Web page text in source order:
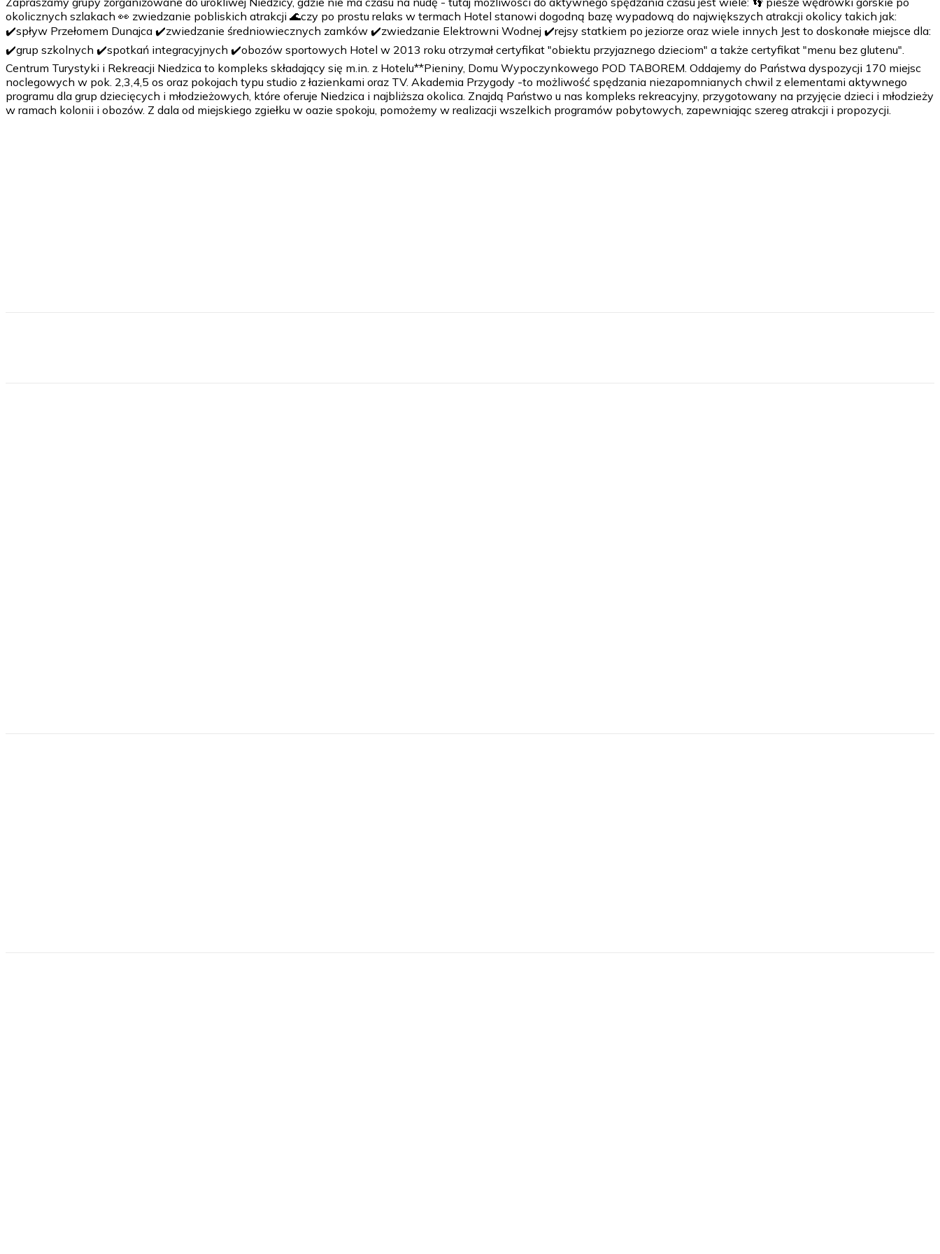
okolicznych szlakach 👀 zwiedzanie pobliskich atrakcji 🌊czy po prostu relaks w termach Hotel stanowi dogodną bazę wypadową do największych atrakcji okolicy takich jak:
✔️spływ Przełomem Dunajca ✔️zwiedzanie średniowiecznych zamków ✔️zwiedzanie Elektrowni Wodnej ✔️rejsy statkiem po jeziorze oraz wiele innych Jest to doskonałe miejsce dla:
✔️grup szkolnych ✔️spotkań integracyjnych ✔️obozów sportowych Hotel w 2013 roku otrzymał certyfikat "obiektu przyjaznego dzieciom" a także certyfikat "menu bez glutenu".
Centrum Turystyki i Rekreacji Niedzica to kompleks składający się m.in. z Hotelu**Pieniny, Domu Wypoczynkowego POD TABOREM. Oddajemy do Państwa dyspozycji 170 miejsc
noclegowych w pok. 2,3,4,5 os oraz pokojach typu studio z łazienkami oraz TV. Akademia Przygody -to możliwość spędzania niezapomnianych chwil z elementami aktywnego
programu dla grup dziecięcych i młodzieżowych, które oferuje Niedzica i najbliższa okolica. Znajdą Państwo u nas kompleks rekreacyjny, przygotowany na przyjęcie dzieci i młodzieży
w ramach kolonii i obozów. Z dala od miejskiego zgiełku w oazie spokoju, pomożemy w realizacji wszelkich programów pobytowych, zapewniając szereg atrakcji i propozycji.